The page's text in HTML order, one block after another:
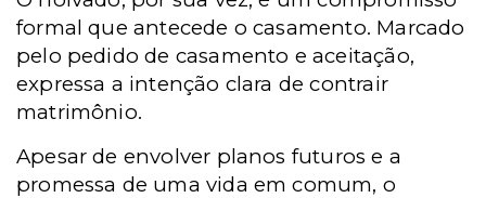
formal que antecede o casamento. Marcado
pelo pedido de casamento e aceitação,
expressa a intenção clara de contrair
matrimônio.
Apesar de envolver planos futuros e a
promessa de uma vida em comum, o